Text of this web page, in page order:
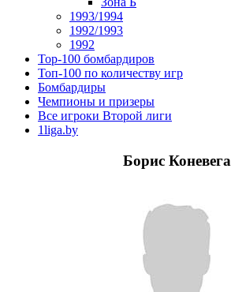
1993/1994
1992/1993
1992
Top-100 бомбардиров
Топ-100 по количеству игр
Бомбардиры
Чемпионы и призеры
Все игроки Второй лиги
1liga.by
Борис Коневега